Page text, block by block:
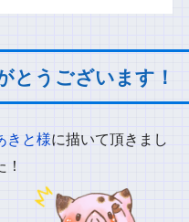
とうございます！
きと様に描いて頂きまし
！